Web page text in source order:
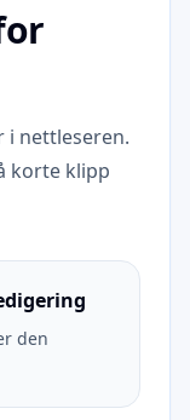
i nettleseren.
korte klipp
den